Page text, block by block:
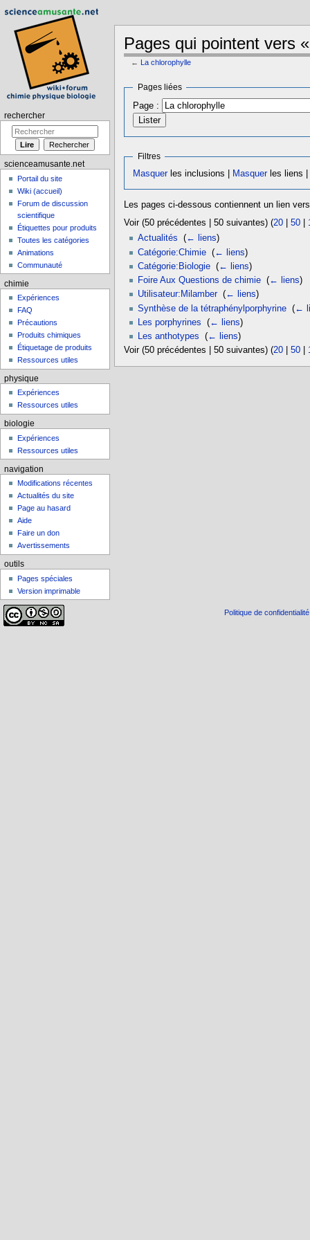
Pages qui pointent vers
← La chlorophylle
Pages liées
Page :
Filtres
Masquerles inclusions | Masquerles liens
Les pages ci-dessous contiennent un lien
Voir (50 précédentes | 50 suivantes) (20| 50|
Actualités ‎(← liens)
Catégorie:Chimie ‎(← liens)
Catégorie:Biologie ‎(← liens)
Foire Aux Questions de chimie ‎(← liens)
Utilisateur:Milamber‎(← liens)
Synthèse de la tétraphénylporphyrine ‎(←
Les porphyrines ‎(← liens)
Les anthotypes ‎(← liens)
Voir (50 précédentes | 50 suivantes) (20| 50|
rechercher
scienceamusante.net
Portail du site
Wiki (accueil)
Forum de discussion
scientifique
Étiquettes pour produits
Toutes les catégories
Animations
Communauté
chimie
Expériences
FAQ
Précautions
Produits chimiques
Étiquetage de produits
Ressources utiles
physique
Expériences
Ressources utiles
biologie
Expériences
Ressources utiles
navigation
Modifications récentes
Actualités du site
Page au hasard
Aide
Faire un don
Avertissements
outils
Pages spéciales
Version imprimable
Politique de confidentialité